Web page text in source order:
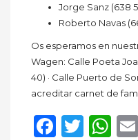
Jorge Sanz (638
Roberto Navas
Os esperamos en
Wagen: Calle Poeta
40) · Calle Puerto de
acreditar carnet de